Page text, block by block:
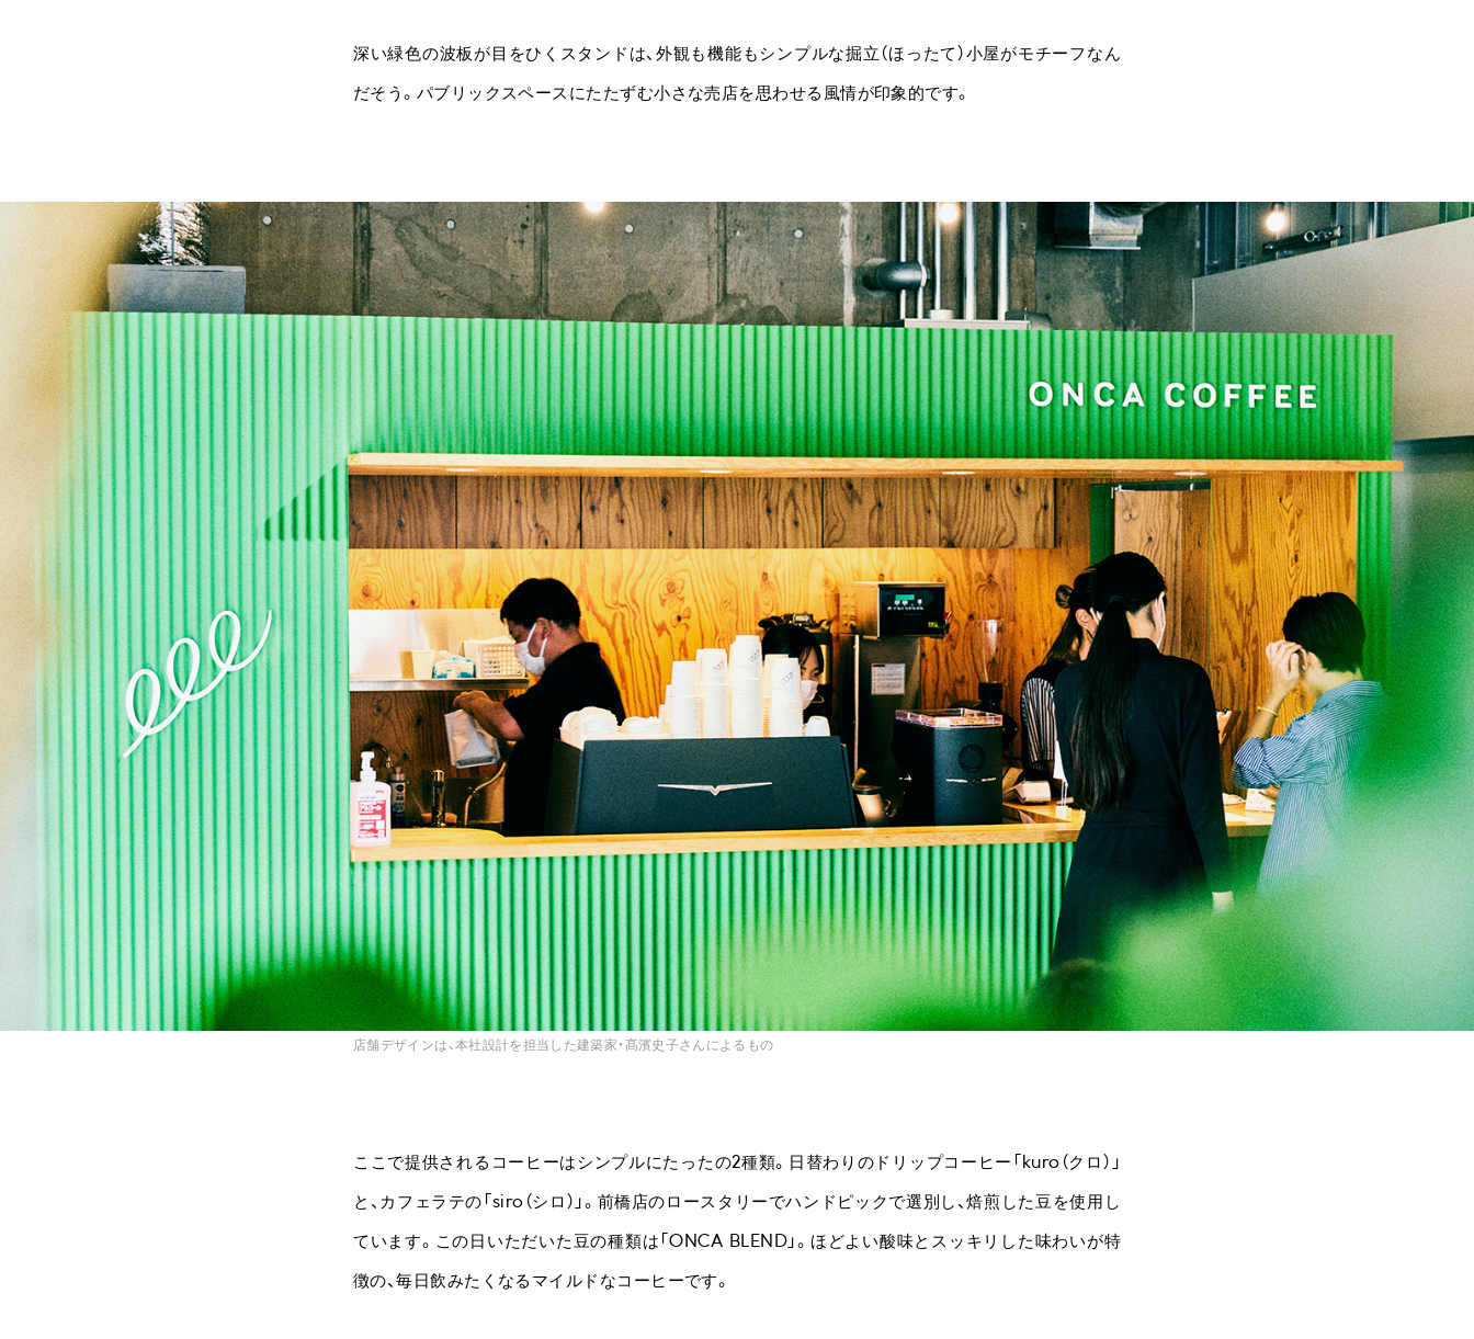
深い緑色の波板が目をひくスタンドは、外観も機能もシンプルな掘立（ほったて）小屋がモチーフなん
だそう。パブリックスペースにたたずむ小さな売店を思わせる風情が印象的です。
店舗デザインは、本社設計を担当した建築家・髙濱史子さんによるもの
ここで提供されるコーヒーはシンプルにたったの2種類。日替わりのドリップコーヒー「kuro（クロ）」
と、カフェラテの「siro（シロ）」。前橋店のロースタリーでハンドピックで選別し、焙煎した豆を使用し
ています。この日いただいた豆の種類は「ONCA BLEND」。ほどよい酸味とスッキリした味わいが特
徴の、毎日飲みたくなるマイルドなコーヒーです。